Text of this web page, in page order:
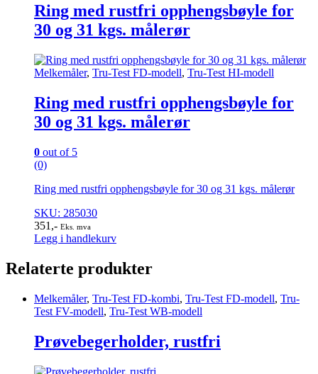
Ring med rustfri opphengsbøyle for
30 og 31 kgs. målerør
Melkemåler, Tru-Test FD-modell, Tru-Test HI-modell
Ring med rustfri opphengsbøyle for
30 og 31 kgs. målerør
0 out of 5
(0)
Ring med rustfri opphengsbøyle for 30 og 31 kgs. målerør
SKU: 285030
351 ,- Eks. mva
Legg i handlekurv
Relaterte produkter
Melkemåler, Tru-Test FD-kombi, Tru-Test FD-modell, Tru-
Test FV-modell, Tru-Test WB-modell
Prøvebegerholder, rustfri